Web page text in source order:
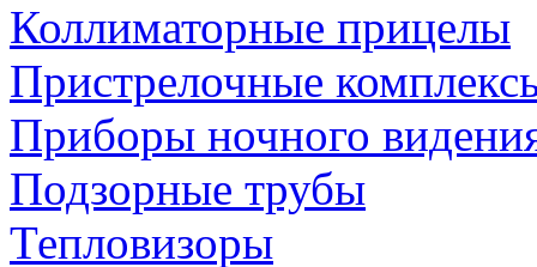
Коллиматорные прицелы
Пристрелочные
Приборы ночного
Подзорные трубы
Тепловизоры